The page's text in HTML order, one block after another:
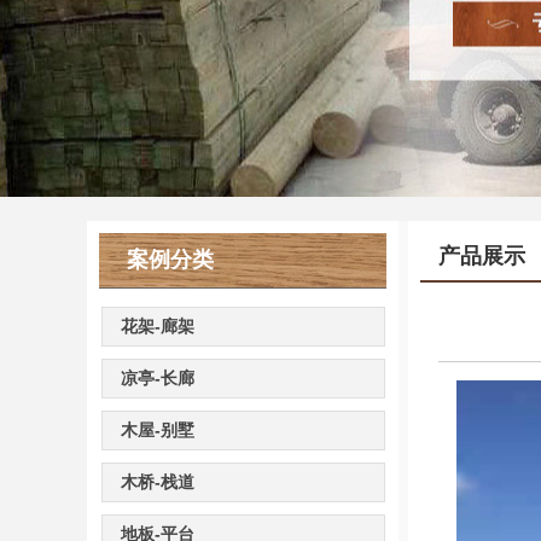
案例分类
花架-廊架
凉亭-长廊
木屋-别墅
木桥-栈道
地板-平台
产品展示